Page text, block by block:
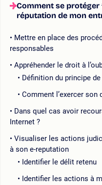
Comment se protéger
réputation de mon
Mettre en place des
responsables
Appréhender le droit à
Définition du principe
Comment l’exercer son
Dans quel cas avoir
Internet ?
Visualiser les actions
à son e-reputation
Identifier le délit retenu
Identifier les actions à